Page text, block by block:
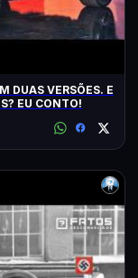
DUAS VERSÕES. E
EU CONTO!